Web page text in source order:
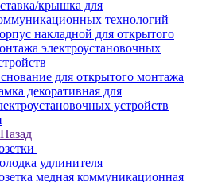
крышка для
технологий
накладной для открытого
электроустановочных
для открытого монтажа
декоративная для
устройств
Назад
удлинителя
медная коммуникационная